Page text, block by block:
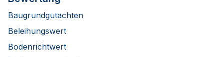
Baugrundgutachten
Beleihungswert
Bodenrichtwert